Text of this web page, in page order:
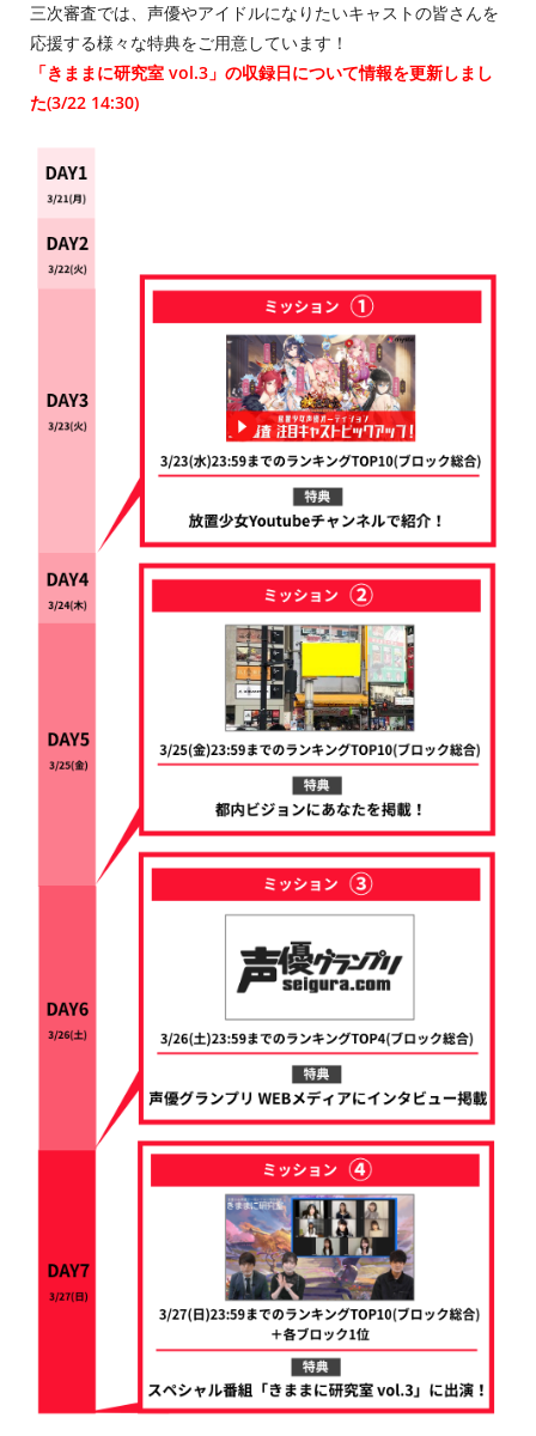
三次審査では、声優やアイドルになりたいキャストの皆さんを
応援する様々な特典をご用意しています！
「きままに研究室 vol.3」の収録日について情報を更新しまし
た(3/22 14:30)